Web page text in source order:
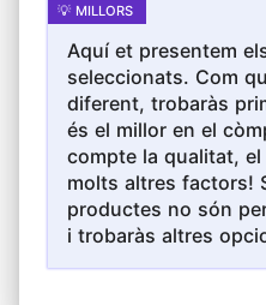
proporcionen
per al muntatge
logística, neteja de
plantació al pati
dits autoportants i
Parell de guants
sobre la zona dels
de construcció
recollir diverses
Aquí et presentem
seleccionats. Com
diferent, trobaràs
és el millor en el
compte la qualitat,
molts altres factors!
productes no són
i trobaràs altres